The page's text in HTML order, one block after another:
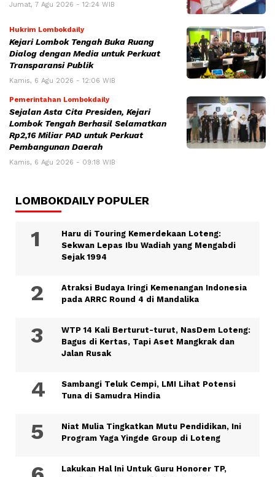
Jumat, 7 Agu 2026 - 12:24 WIB
Hukrim Lombokdaily
Kejari Lombok Tengah Buka Ruang
Dialog dengan Media untuk Perkuat
Transparansi Publik
Kamis, 6 Agu 2026 - 12:06 WIB
Pemerintahan Lombokdaily
Sejalan Asta Cita Presiden, Kejari
Lombok Tengah Berhasil Selamatkan
Rp2,16 Miliar PAD untuk Perkuat
Pembangunan Daerah
Kamis, 6 Agu 2026 - 09:18 WIB
LOMBOKDAILY POPULER
Haru di Touring Kemerdekaan Loteng:
Sekwan Lepas Ibu Wadiah yang Mengabdi
Sejak 1994
Atraksi Budaya Iringi Kemenangan Indonesia
pada ARRC Round 4 di Mandalika
WTP 14 Kali Berturut-turut, NasDem Loteng:
Bagus di Kertas, Tapi Aset Mangkrak dan
Jalan Rusak
Sambangi Teluk Cempi, LMI Lihat Potensi
Tuna di Samudra Hindia
Niat Mulia Tingkatkan Mutu Pendidikan, Ini
Program Yaga Yingde Group di Loteng
Lakukan Hal Ini Untuk Guru Honorer TP,